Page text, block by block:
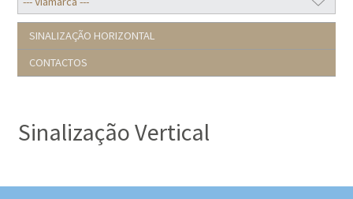
SINALIZAÇÃO HORIZONTAL
CONTACTOS
Sinalização Vertical